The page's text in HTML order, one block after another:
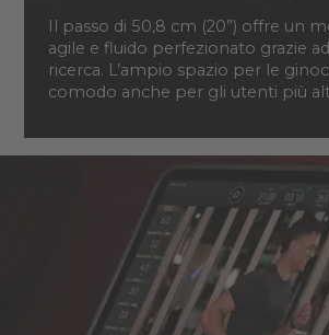
Il passo di 50,8 cm (20”) offre un
agile e fluido perfezionato grazie
ricerca. L’ampio spazio per le
comodo anche per gli utenti più